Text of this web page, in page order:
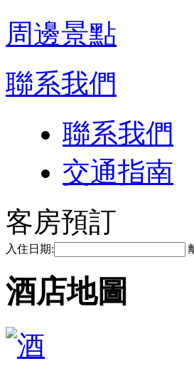
周邊景點
聯系我們
聯系我們
交通指南
客房預訂
入住日期:
酒店地圖